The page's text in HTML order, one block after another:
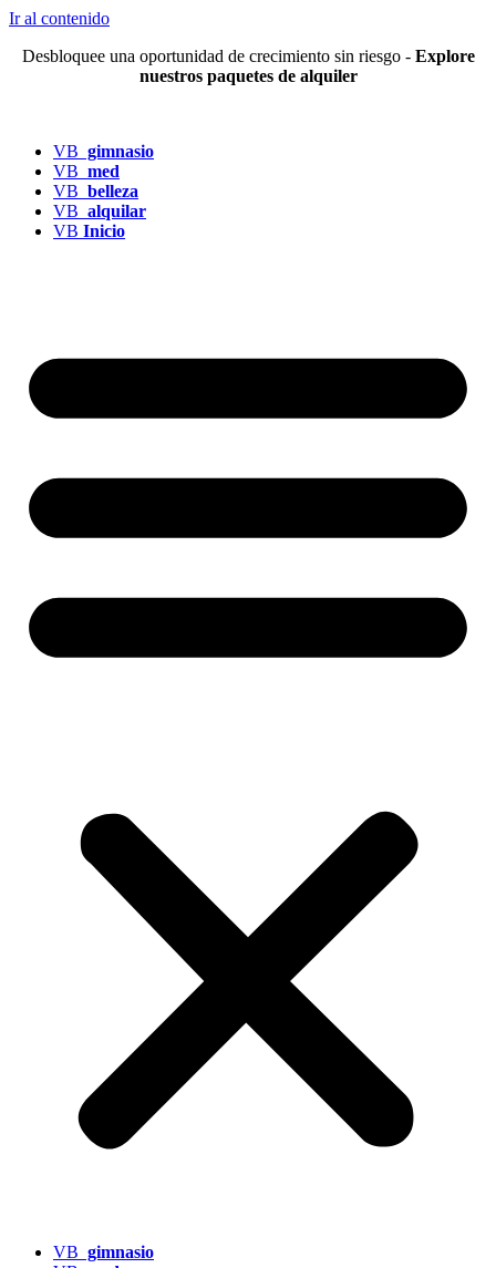
Ir al contenido
Desbloquee una oportunidad de crecimiento sin riesgo - Explore
nuestros paquetes de alquiler
VB gimnasio
VB med
VB belleza
VB alquilar
VB Inicio
VB gimnasio